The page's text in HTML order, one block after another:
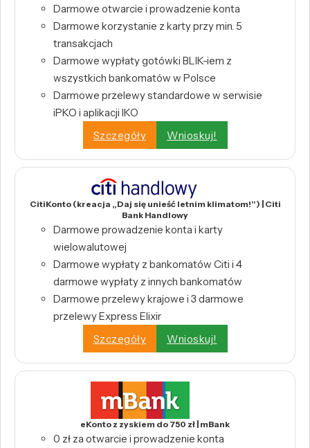
Darmowe otwarcie i prowadzenie konta
Darmowe korzystanie z karty przy min. 5
transakcjach
Darmowe wypłaty gotówki BLIK-iem z
wszystkich bankomatów w Polsce
Darmowe przelewy standardowe w serwisie
iPKO i aplikacji IKO
Szczegóły
Wnioskuj!
CitiKonto (kreacja „Daj się unieść letnim klimatom!”) | Citi
Bank Handlowy
Darmowe prowadzenie konta i karty
wielowalutowej
Darmowe wypłaty z bankomatów Citi i 4
darmowe wypłaty z innych bankomatów
Darmowe przelewy krajowe i 3 darmowe
przelewy Express Elixir
Szczegóły
Wnioskuj!
eKonto z zyskiem do 750 zł | mBank
0 zł za otwarcie i prowadzenie konta